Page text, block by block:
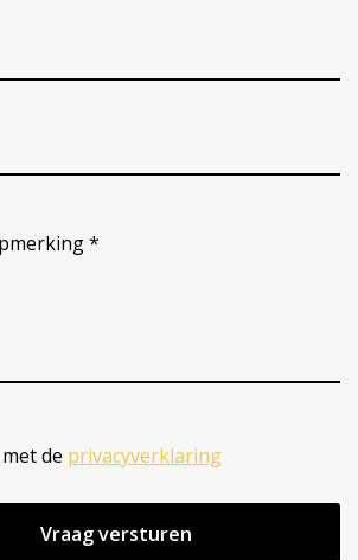
de privacyverklaring